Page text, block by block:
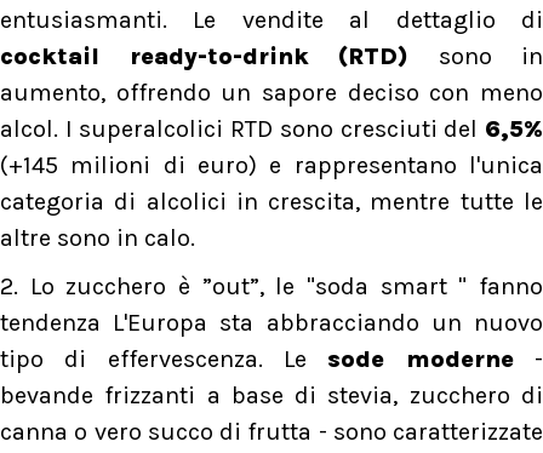
entusiasmanti. Le vendite al dettaglio di
cocktail ready-to-drink (RTD) sono in
aumento, offrendo un sapore deciso con meno
alcol. I superalcolici RTD sono cresciuti del 6,5%
(+145 milioni di euro) e rappresentano l'unica
categoria di alcolici in crescita, mentre tutte le
altre sono in calo.
2. Lo zucchero è ”out”, le "soda smart " fanno
tendenza L'Europa sta abbracciando un nuovo
tipo di effervescenza. Le sode moderne-
bevande frizzanti a base di stevia, zucchero di
canna o vero succo di frutta - sono caratterizzate